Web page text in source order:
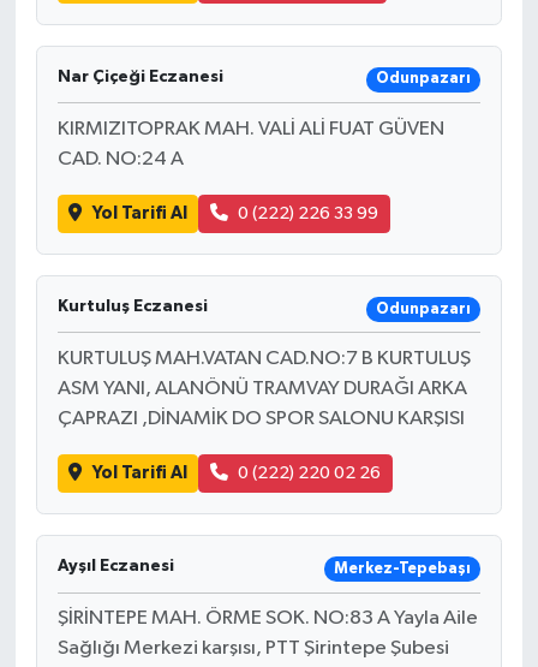
Nar Çiçeği Eczanesi Odunpazarı
KIRMIZITOPRAK MAH. VALİ ALİ FUAT GÜVEN
CAD. NO:24 A
Yol Tarifi Al 0 (222) 226 33 99
Kurtuluş Eczanesi Odunpazarı
KURTULUŞ MAH.VATAN CAD.NO:7 B KURTULUŞ
ASM YANI, ALANÖNÜ TRAMVAY DURAĞI ARKA
ÇAPRAZI ,DİNAMİK DO SPOR SALONU KARŞISI
Yol Tarifi Al 0 (222) 220 02 26
Ayşıl Eczanesi Merkez-Tepebaşı
ŞİRİNTEPE MAH. ÖRME SOK. NO:83 A Yayla Aile
Sağlığı Merkezi karşısı, PTT Şirintepe Şubesi